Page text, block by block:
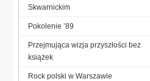
Skwarnickim
Pokolenie ’89
Przejmująca wizja przyszłości bez
książek
Rock polski w Warszawie